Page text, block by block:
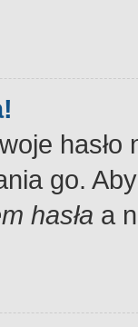
go.
hasła a